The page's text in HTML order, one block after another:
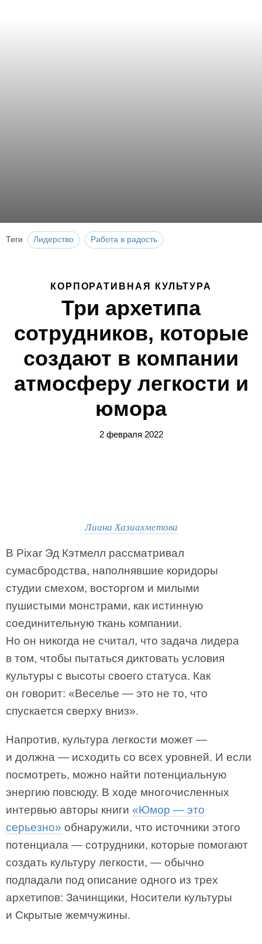
Теги Лидерство Работа в радость
КОРПОРАТИВНАЯ КУЛЬТУРА
Три архетипа
сотрудников, которые
создают в компании
атмосферу легкости и
юмора
2 февраля 2022
Лиана Хазиахметова
В Pixar Эд Кэтмелл рассматривал
сумасбродства, наполнявшие коридоры
студии смехом, восторгом и милыми
пушистыми монстрами, как истинную
соединительную ткань компании.
Но он никогда не считал, что задача лидера
в том, чтобы пытаться диктовать условия
культуры с высоты своего статуса. Как
он говорит: «Веселье — это не то, что
спускается сверху вниз».
Напротив, культура легкости может —
и должна — исходить со всех уровней. И если
посмотреть, можно найти потенциальную
энергию повсюду. В ходе многочисленных
интервью авторы книги «Юмор — это
серьезно» обнаружили, что источники этого
потенциала — сотрудники, которые помогают
создать культуру легкости, — обычно
подпадали под описание одного из трех
архетипов: Зачинщики, Носители культуры
и Скрытые жемчужины.